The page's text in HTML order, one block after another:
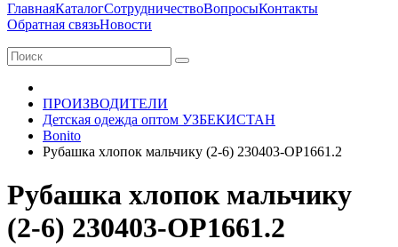
ГлавнаяКаталогСотрудничествоВопросыКонтакты
Обратная связьНовости
ПРОИЗВОДИТЕЛИ
Детская одежда оптом УЗБЕКИСТАН
Bonito
Рубашка хлопок мальчику (2-6) 230403-OP1661.2
Рубашка хлопок мальчику
(2-6) 230403-OP1661.2